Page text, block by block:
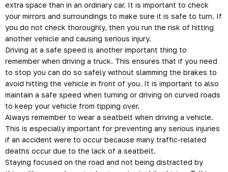
extra space than in an ordinary car. It is important to check
your mirrors and surroundings to make sure it is safe to turn. If
you do not check thoroughly, then you run the risk of hitting
another vehicle and causing serious injury.
Driving at a safe speed is another important thing to
remember when driving a truck. This ensures that if you need
to stop you can do so safely without slamming the brakes to
avoid hitting the vehicle in front of you. It is important to also
maintain a safe speed when turning or driving on curved roads
to keep your vehicle from tipping over.
Always remember to wear a seatbelt when driving a vehicle.
This is especially important for preventing any serious injuries
if an accident were to occur because many traffic-related
deaths occur due to the lack of a seatbelt.
Staying focused on the road and not being distracted by